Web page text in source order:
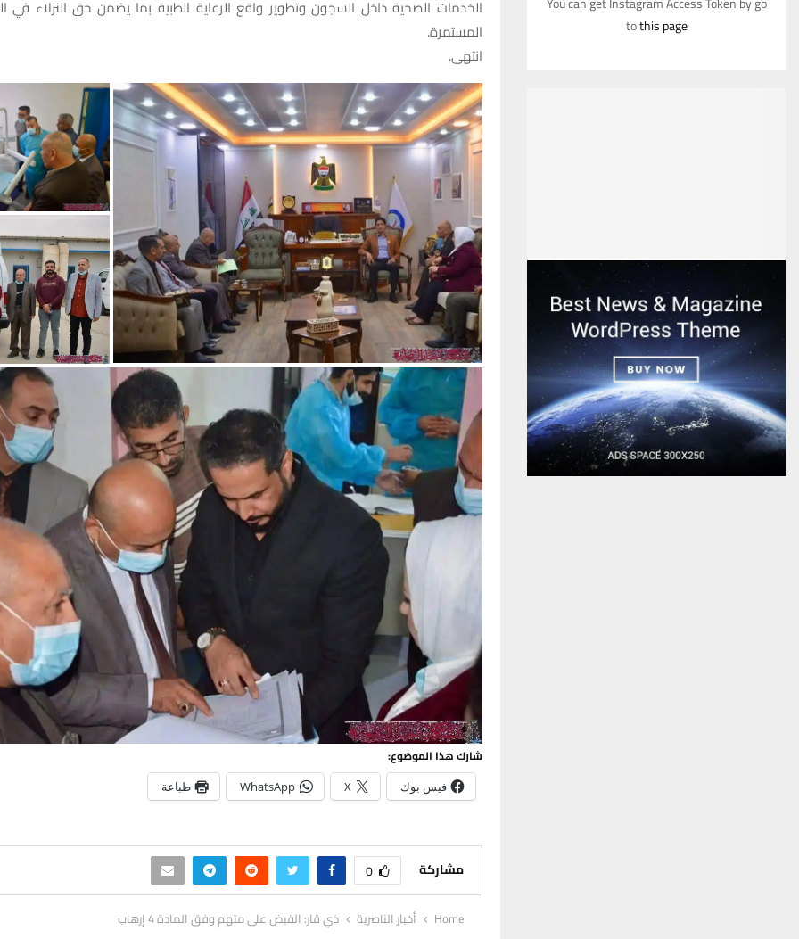
الخدمات الصحية داخل السجون وتطوير واقع الرعاية الطبية بما يضمن حق النزلاء في
المستمرة.
انتهى.
شارك هذا الموضوع:
فيس بوك X
WhatsApp طباعة
مشاركة 0
Home أخبار الناصرية ذي قار: القبض على متهم وفق المادة 4 إرهاب
tothis page